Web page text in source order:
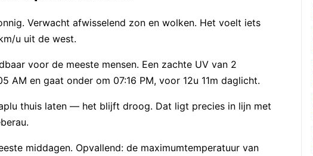
Verwacht afwisselend zon en wolken. Het voelt iets
u uit de west.
voor de meeste mensen. Een zachte UV van 2
AM en gaat onder om 07:16 PM, voor 12u 11m daglicht.
thuis laten — het blijft droog. Dat ligt precies in lijn met
middagen. Opvallend: de maximumtemperatuur van